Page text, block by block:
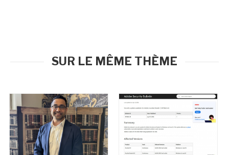
SUR LE MÊME THÈME